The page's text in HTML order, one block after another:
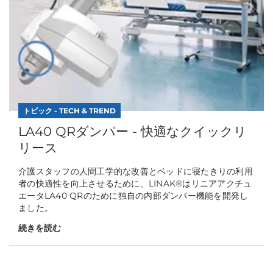
トピック - TECH & TREND
LA40 QRダンパー - 快適なクイックリ
リース
介護スタッフの人間工学的な改善とベッドに寝たきりの利用
者の快適性を向上させるために、LINAK®はリニアアクチュ
エータLA40 QRのために独自の内部ダンパー機能を開発し
ました。
続きを読む